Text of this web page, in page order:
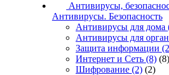
Антивирусы,
Антивирусы. Безопасность
Антивирусы для дома
Антивирусы для
Защита информации
Интернет и Сеть (8) (8)
Шифрование (2) (2)